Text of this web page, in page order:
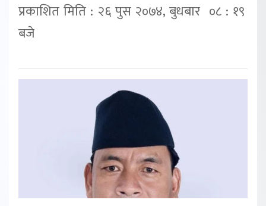
प्रकाशित मिति : २६ पुस २०७४, बुधबार ०८ : १९
बजे